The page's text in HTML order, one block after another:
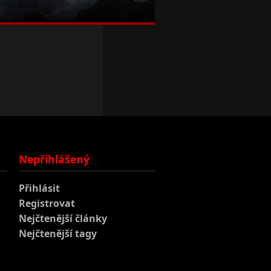
Nepřihlášený
Přihlásit
Registrovat
Nejčtenější články
Nejčtenější tagy